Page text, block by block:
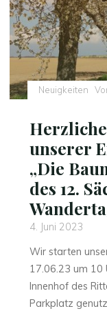
Neuigkeiten
unserer
„Die
des 12.
4. Juni 2023
Wir starten
17.06.23 um 10
Innenhof des
Parkplatz